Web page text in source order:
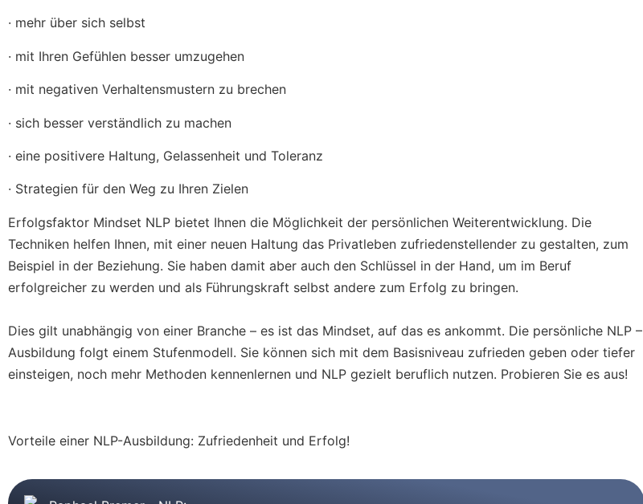
· mehr über sich selbst
· mit Ihren Gefühlen besser umzugehen
· mit negativen Verhaltensmustern zu brechen
· sich besser verständlich zu machen
· eine positivere Haltung, Gelassenheit und Toleranz
· Strategien für den Weg zu Ihren Zielen
Erfolgsfaktor Mindset NLP bietet Ihnen die Möglichkeit der persönlichen Weiterentwicklung. Die
Techniken helfen Ihnen, mit einer neuen Haltung das Privatleben zufriedenstellender zu gestalten, zum
Beispiel in der Beziehung. Sie haben damit aber auch den Schlüssel in der Hand, um im Beruf
erfolgreicher zu werden und als Führungskraft selbst andere zum Erfolg zu bringen.
Dies gilt unabhängig von einer Branche – es ist das Mindset, auf das es ankommt. Die persönliche NLP –
Ausbildung folgt einem Stufenmodell. Sie können sich mit dem Basisniveau zufrieden geben oder tiefer
einsteigen, noch mehr Methoden kennenlernen und NLP gezielt beruflich nutzen. Probieren Sie es aus!
Vorteile einer NLP-Ausbildung: Zufriedenheit und Erfolg!